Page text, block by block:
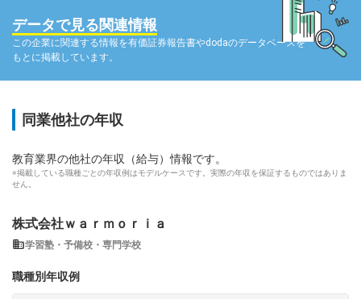
データで見る関連情報
この企業に関連する情報を有価証券報告書やdodaのデータベースを
もとに掲載しています。
同業他社の年収
教育業界の他社の年収（給与）情報です。
※掲載している職種ごとの年収例はモデルケースです。実際の年収を保証するものではありま
せん。
株式会社ｗａｒｍｏｒｉａ
学習塾・予備校・専門学校
職種別年収例